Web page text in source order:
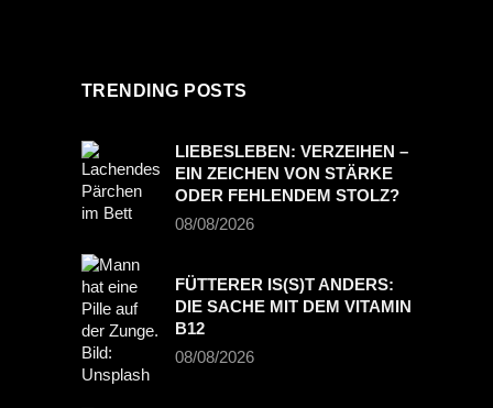
TRENDING POSTS
LIEBESLEBEN: VERZEIHEN –
EIN ZEICHEN VON STÄRKE
ODER FEHLENDEM STOLZ?
08/08/2026
FÜTTERER IS(S)T ANDERS:
DIE SACHE MIT DEM VITAMIN
B12
08/08/2026